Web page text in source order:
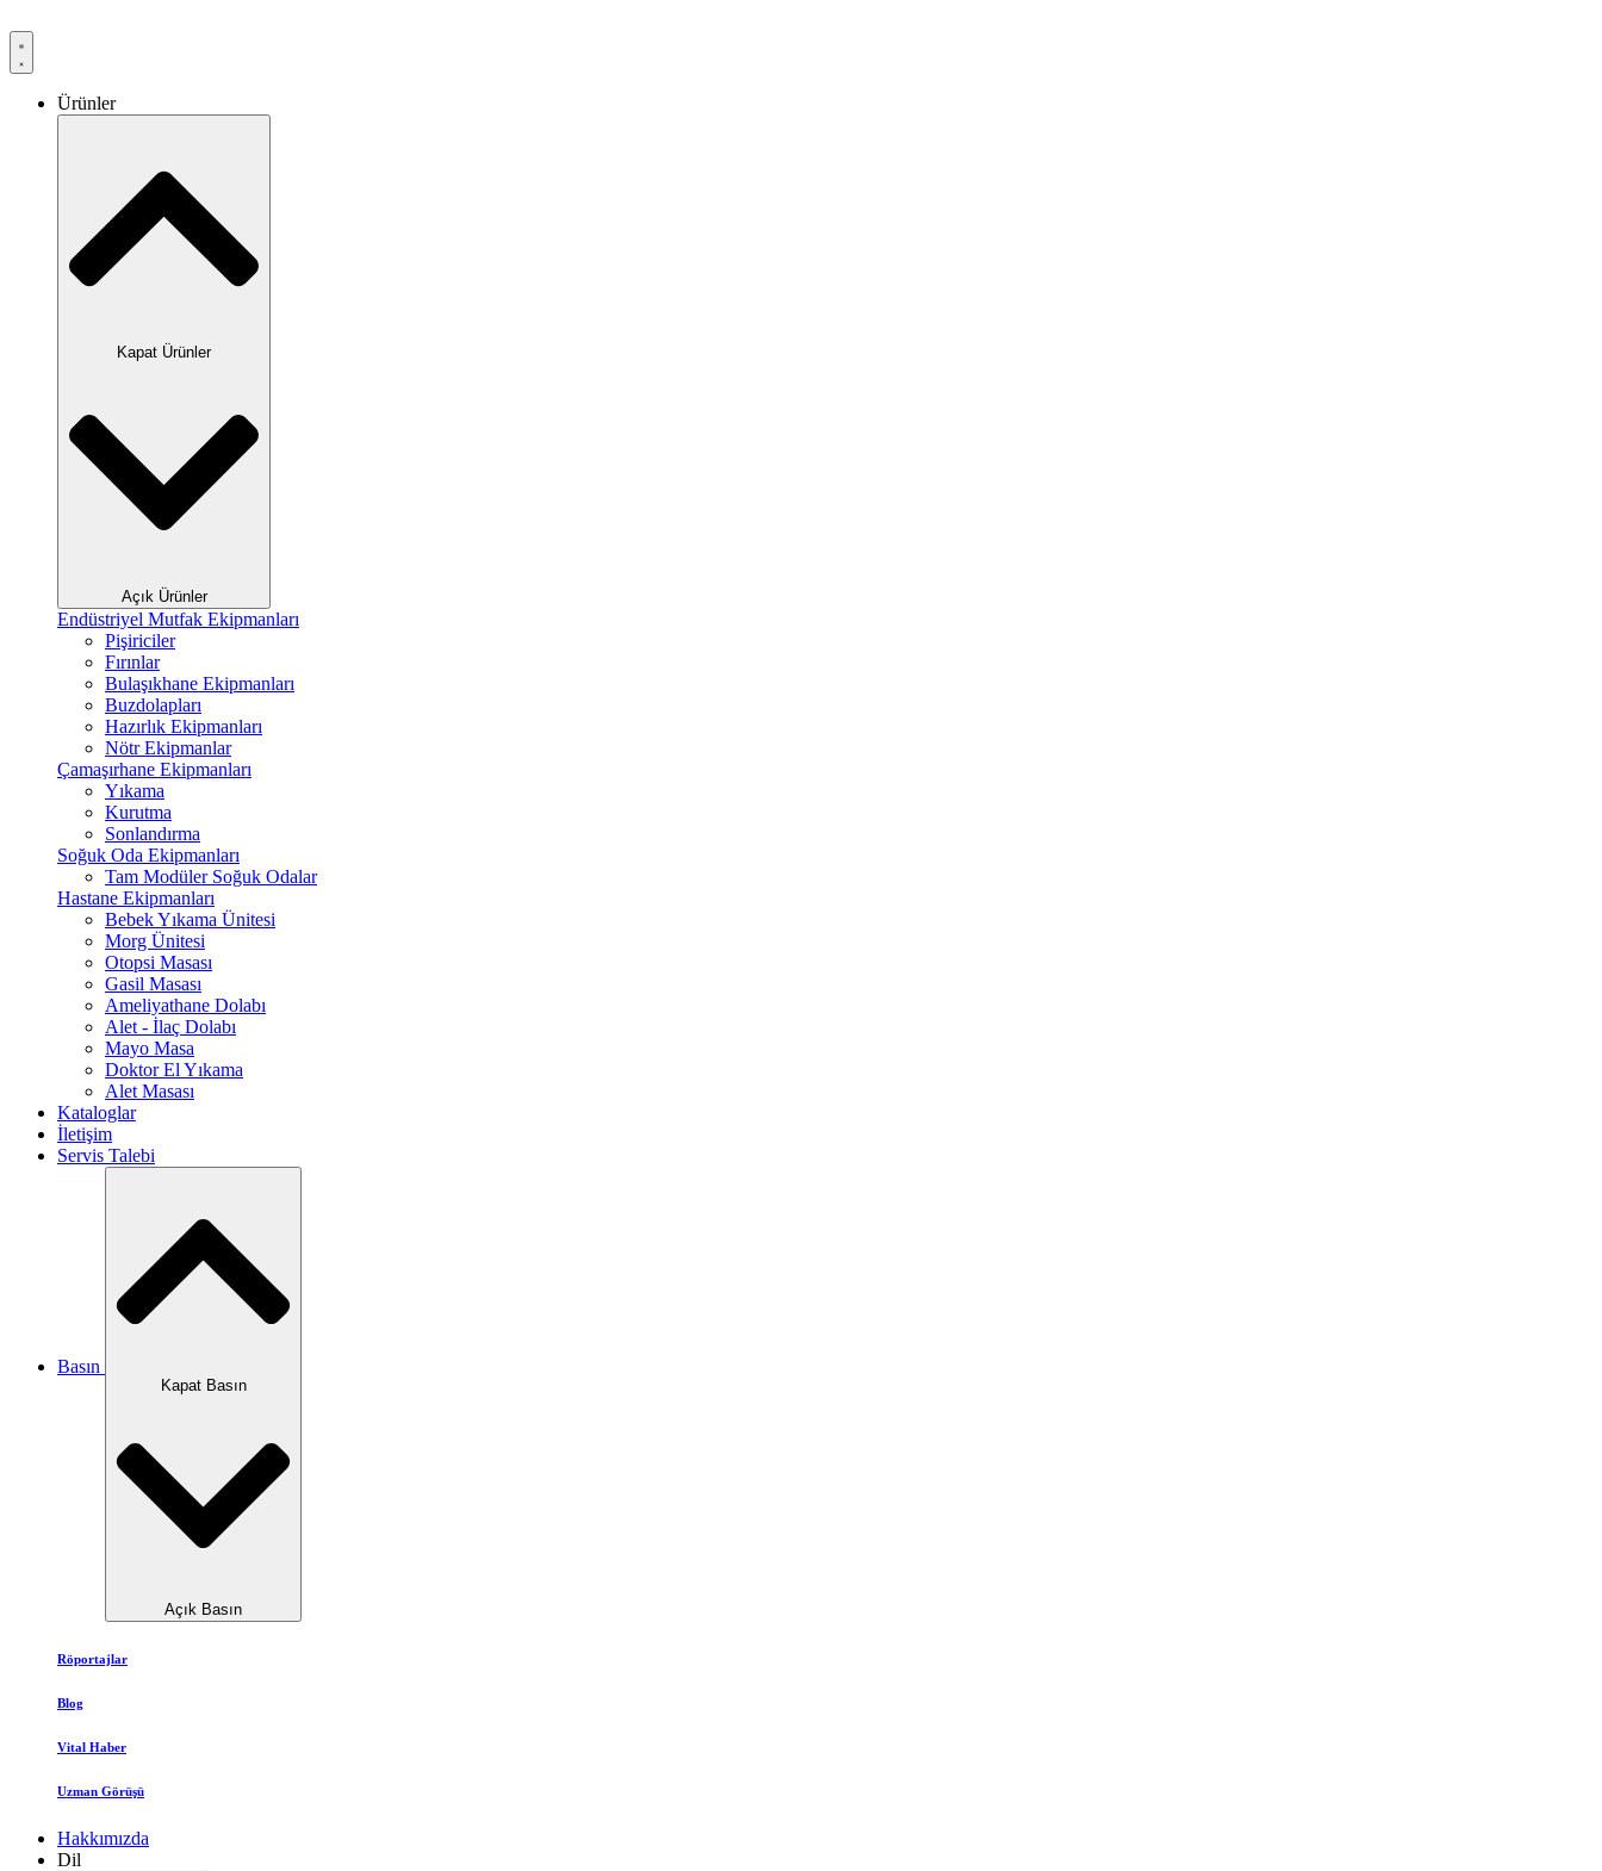
Ürünler
Kapat Ürünler
Açık Ürünler
Endüstriyel Mutfak Ekipmanları
Pişiriciler
Fırınlar
Bulaşıkhane Ekipmanları
Buzdolapları
Hazırlık Ekipmanları
Nötr Ekipmanlar
Çamaşırhane Ekipmanları
Yıkama
Kurutma
Sonlandırma
Soğuk Oda Ekipmanları
Tam Modüler Soğuk Odalar
Hastane Ekipmanları
Bebek Yıkama Ünitesi
Morg Ünitesi
Otopsi Masası
Gasil Masası
Ameliyathane Dolabı
Alet - İlaç Dolabı
Mayo Masa
Doktor El Yıkama
Alet Masası
Kataloglar
İletişim
Servis Talebi
Basın
Kapat Basın
Açık Basın
Röportajlar
Blog
Vital Haber
Uzman Görüşü
Hakkımızda
Dil